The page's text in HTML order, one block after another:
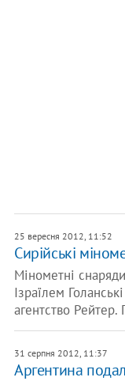
25 вересня 2012, 11:52
Сирійські
Мінометні
Ізраїлем
агентство
31 серпня 2012, 11:37
Аргентина